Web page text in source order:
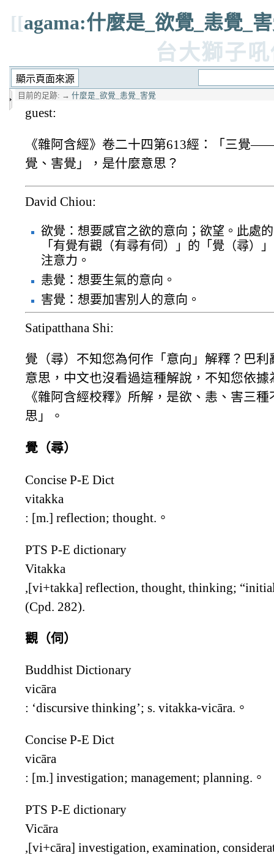
[[agama:什麼是_欲覺_恚覺_
台大獅子
目前的足跡: → 什麼是_欲覺_恚覺_害覺
guest:
《雜阿含經》卷二十四第613經：「三覺
覺、害覺」，是什麼意思？
David Chiou:
欲覺：想要感官之欲的意向；欲望。此處
「有覺有觀（有尋有伺）」的「覺（尋）
注意力。
恚覺：想要生氣的意向。
害覺：想要加害別人的意向。
Satipatthana Shi:
覺（尋）不知您為何作「意向」解釋？巴利
意思，中文也沒看過這種解說，不知您依據
《雜阿含經校釋》所解，是欲、恚、害三種
思」。
覺（尋）
Concise P-E Dict
vitakka
: [m.] reflection; thought.。
PTS P-E dictionary
Vitakka
,[vi+takka] reflection, thought, thinking;
(Cpd. 282).
觀（伺）
Buddhist Dictionary
vicāra
: ‘discursive thinking’; s. vitakka-vicāra.。
Concise P-E Dict
vicāra
: [m.] investigation; management; planning.。
PTS P-E dictionary
Vicāra
,[vi+cāra] investigation, examination,